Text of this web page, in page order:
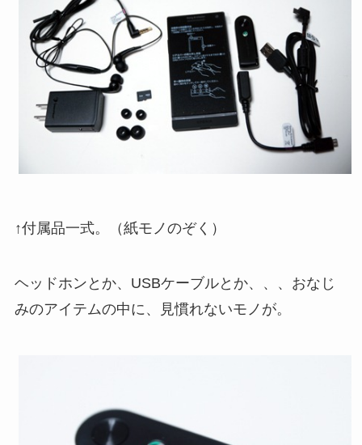
↑付属品一式。（紙モノのぞく）
ヘッドホンとか、USBケーブルとか、、、おなじ
みのアイテムの中に、見慣れないモノが。